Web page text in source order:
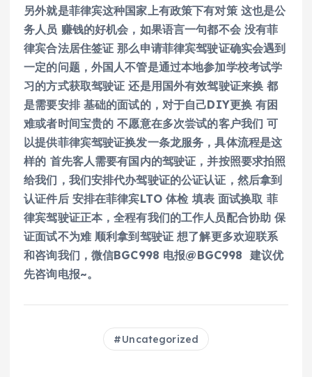
另外就是菲律宾这种国家上有政策下有对策 这也是公
务人员 赚钱的好机会，如果语言一句都不会 没有菲
律宾合法居住签证 那么申请菲律宾驾驶证确实会遇到
一定的问题，外国人不管是通过本地参加学校考试学
习的方式获取驾驶证 还是用国外有效驾驶证来换 都
是需要安排 基础的面试的，对于自己DIY更换 有困
难或者时间宝贵的 不愿意在多次尝试的客户我们 可
以提供菲律宾驾驶证换发一条龙服务，具体流程是这
样的 首先客人需要有国内的驾驶证，并按照要求拍照
给我们，我们安排代办驾驶证的公证认证，然后拿到
认证件后 安排在菲律宾LTO 体检 填表 面试换取 菲
律宾驾驶证正本，全程有我们的工作人员配合协助 保
证面试不为难 顺利拿到驾驶证 想了解更多欢迎联系
和咨询我们，微信BGC998 电报@BGC998 建议优
先咨询电报~。
Uncategorized